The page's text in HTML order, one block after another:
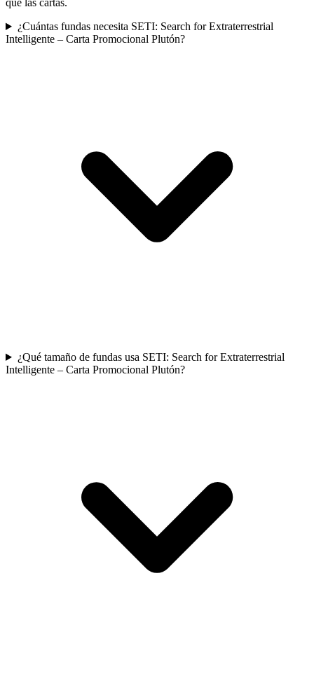
que las cartas.
¿Cuántas fundas necesita SETI: Search for Extraterrestrial
Intelligente – Carta Promocional Plutón?
¿Qué tamaño de fundas usa SETI: Search for Extraterrestrial
Intelligente – Carta Promocional Plutón?